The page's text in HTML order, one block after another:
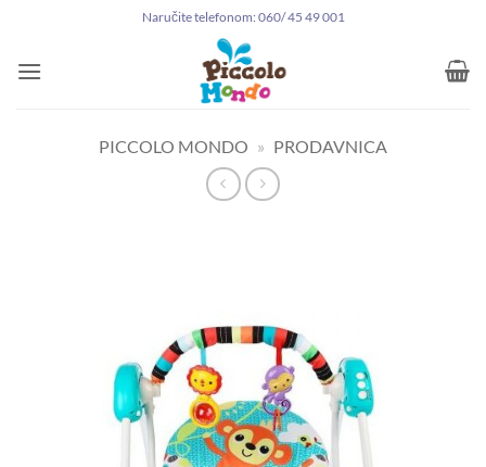
sadržaj
Naručite telefonom: 060/ 45 49 001
PICCOLO MONDO » PRODAVNICA